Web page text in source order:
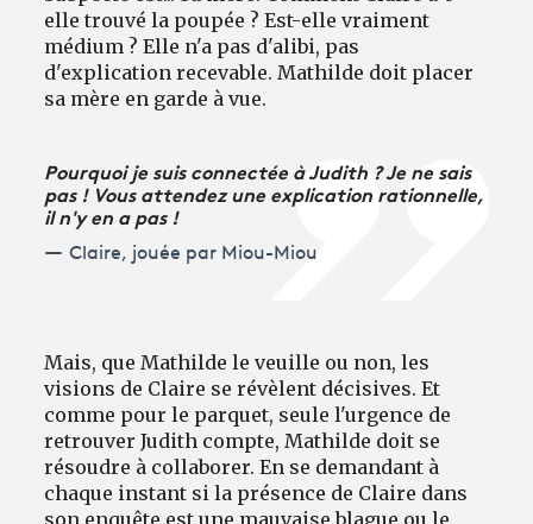
elle trouvé la poupée ? Est-elle vraiment
médium ? Elle n'a pas d'alibi, pas
d'explication recevable. Mathilde doit placer
sa mère en garde à vue.
Pourquoi je suis connectée à Judith ? Je ne sais
pas ! Vous attendez une explication rationnelle,
il n'y en a pas !
Claire, jouée par Miou-Miou
Mais, que Mathilde le veuille ou non, les
visions de Claire se révèlent décisives. Et
comme pour le parquet, seule l'urgence de
retrouver Judith compte, Mathilde doit se
résoudre à collaborer. En se demandant à
chaque instant si la présence de Claire dans
son enquête est une mauvaise blague ou le